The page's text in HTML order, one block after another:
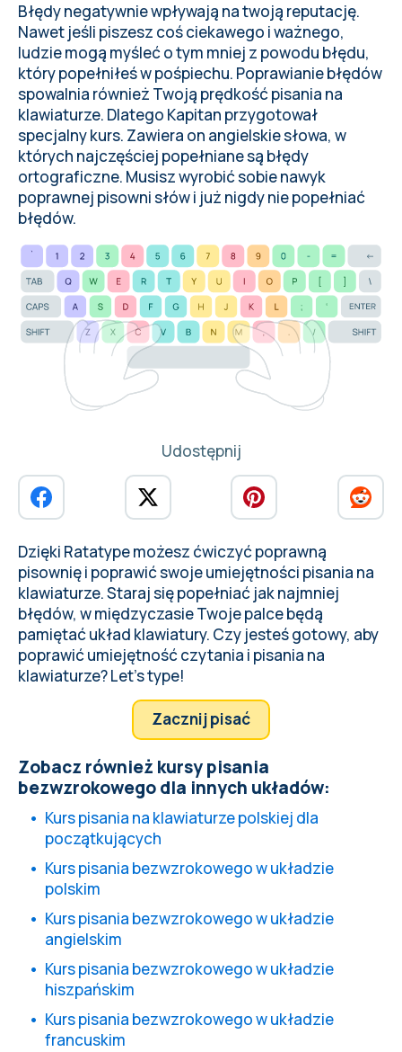
Błędy negatywnie wpływają na twoją reputację.
Nawet jeśli piszesz coś ciekawego i ważnego,
ludzie mogą myśleć o tym mniej z powodu błędu,
który popełniłeś w pośpiechu. Poprawianie błędów
spowalnia również Twoją prędkość pisania na
klawiaturze. Dlatego Kapitan przygotował
specjalny kurs. Zawiera on angielskie słowa, w
których najczęściej popełniane są błędy
ortograficzne. Musisz wyrobić sobie nawyk
poprawnej pisowni słów i już nigdy nie popełniać
błędów.
Udostępnij
Dzięki Ratatypemożesz ćwiczyć poprawną
pisownię i poprawić swoje umiejętności pisania na
klawiaturze. Staraj się popełniać jak najmniej
błędów, w międzyczasie Twoje palce będą
pamiętać układ klawiatury. Czy jesteś gotowy, aby
poprawić umiejętność czytania i pisania na
klawiaturze? Let’s type!
Zacznij pisać
Zobacz również kursy pisania
bezwzrokowego dla innych układów:
Kurs pisania na klawiaturze polskiej dla
początkujących
Kurs pisania bezwzrokowego w układzie
polskim
Kurs pisania bezwzrokowego w układzie
angielskim
Kurs pisania bezwzrokowego w układzie
hiszpańskim
Kurs pisania bezwzrokowego w układzie
francuskim